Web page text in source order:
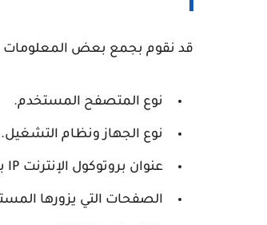
قد نقوم بجمع بعض المعلومات
نوع المتصفح المستخدم.
نوع الجهاز ونظام التشغيل.
عنوان بروتوكول الإنترنت IP بشكل عام.
الصفحات التي يزورها